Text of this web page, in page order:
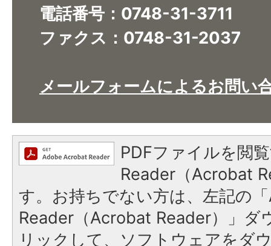
電話番号：0748-31-3711
ファクス：0748-31-2037
メールフォームによるお問い
PDFファイルを閲
Reader（Acrobat
す。お持ちでない方は、左記の
Reader（Acrobat Reader）」ダ
リックして、ソフトウェアをダ